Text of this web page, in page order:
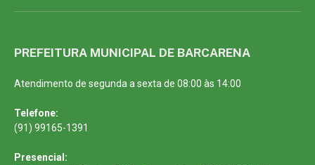
PREFEITURA MUNICIPAL DE BARCARENA
Atendimento de segunda a sexta de 08:00 às 14:00
Telefone:
(91) 99165-1391
Presencial: